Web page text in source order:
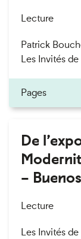
Lecture
Patrick
Les Invités
Pages
De
–
Lecture
Les Invités